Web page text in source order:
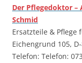
Der Pflegedoktor –
Schmid
Ersatzteile & Pflege
Eichengrund 105,
Telefon: Telefon: